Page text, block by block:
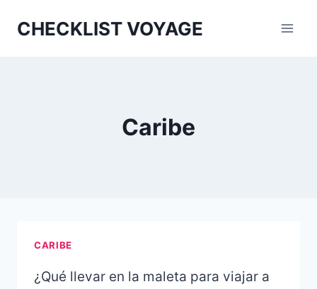
CHECKLIST VOYAGE
Caribe
CARIBE
¿Qué llevar en la maleta para viajar a